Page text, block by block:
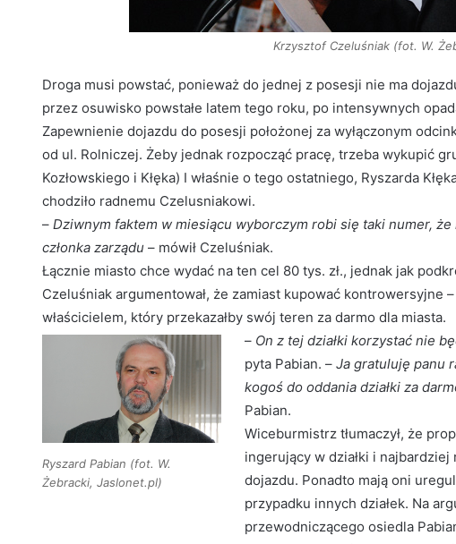
Krzysztof Czeluśniak (fot. W.
Droga musi powstać, ponieważ do jednej z posesji nie ma
przez osuwisko powstałe latem tego roku, po intensywnych
Zapewnienie dojazdu do posesji położonej za wyłączonym
od ul. Rolniczej. Żeby jednak rozpocząć pracę, trzeba wykupić
Kozłowskiego i Kłęka) I właśnie o tego ostatniego, Ryszarda
chodziło radnemu Czelusniakowi.
– Dziwnym faktem w miesiącu wyborczym robi się taki numer,
członka zarządu – mówił Czeluśniak.
Łącznie miasto chce wydać na ten cel 80 tys. zł., jednak jak
Czeluśniak argumentował, że zamiast kupować kontrowersyjne
właścicielem, który przekazałby swój teren za darmo dla miasta.
Ryszard Pabian (fot. W.
Żebracki, Jaslonet.pl)
– On z tej działki korzystać nie
pyta Pabian. –Ja gratuluję panu
kogoś do oddania działki za
Pabian.
Wiceburmistrz tłumaczył, że
ingerujący w działki i
dojazdu. Ponadto mają oni
przypadku innych działek. Na
przewodniczącego osiedla